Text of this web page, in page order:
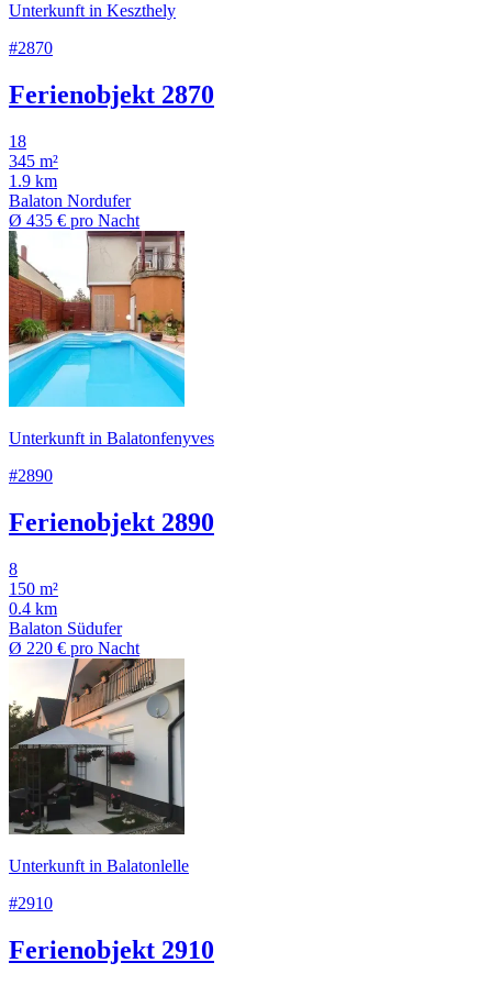
Unterkunft in Keszthely
#2870
Ferienobjekt 2870
18
345 m²
1.9 km
Balaton Nordufer
Ø 435 € pro Nacht
Unterkunft in Balatonfenyves
#2890
Ferienobjekt 2890
8
150 m²
0.4 km
Balaton Südufer
Ø 220 € pro Nacht
Unterkunft in Balatonlelle
#2910
Ferienobjekt 2910